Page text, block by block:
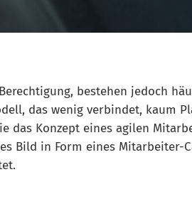
bestehen jedoch
das wenig verbindet, kaum
das Konzept eines agilen
Bild in Form eines